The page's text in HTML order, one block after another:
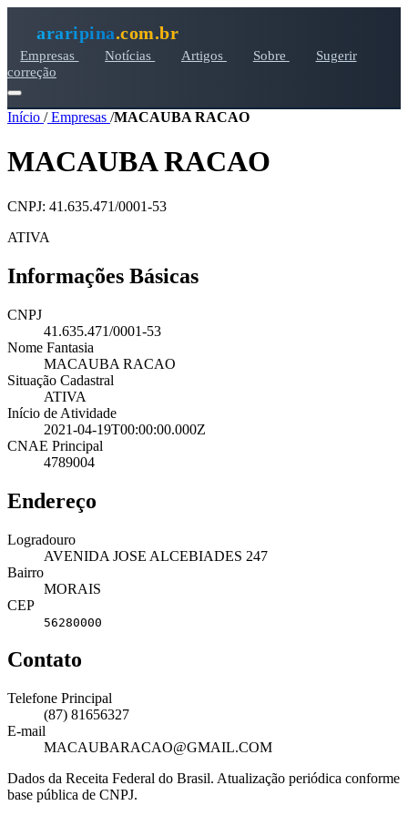
araripina.com.br
Empresas Notícias Artigos Sobre
Sugerir
correção
Início /Empresas /MACAUBA RACAO
MACAUBA RACAO
CNPJ: 41.635.471/0001-53
ATIVA
Informações Básicas
CNPJ
41.635.471/0001-53
Nome Fantasia
MACAUBA RACAO
Situação Cadastral
ATIVA
Início de Atividade
2021-04-19T00:00:00.000Z
CNAE Principal
4789004
Endereço
Logradouro
AVENIDA JOSE ALCEBIADES 247
Bairro
MORAIS
CEP
56280000
Contato
Telefone Principal
(87) 81656327
E-mail
MACAUBARACAO@GMAIL.COM
Dados da Receita Federal do Brasil. Atualização periódica conforme
base pública de CNPJ.